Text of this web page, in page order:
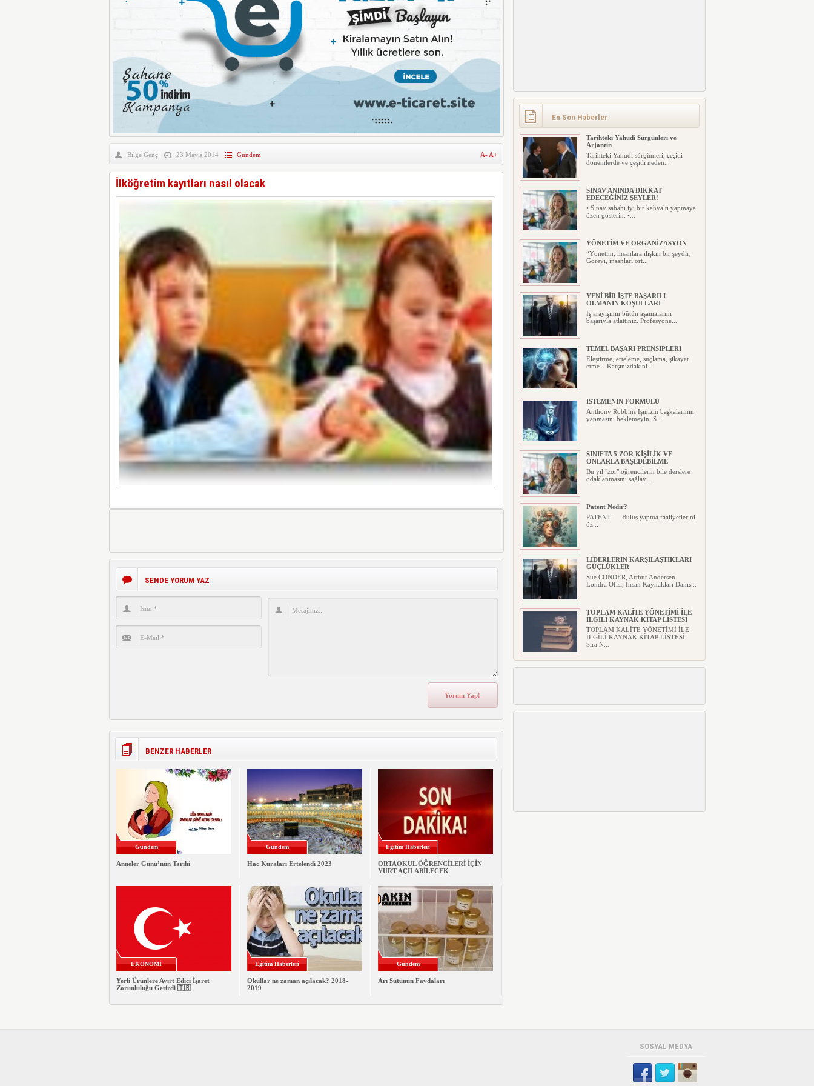
Bilge Genç 23 Mayıs 2014 Gündem A- A+
İlköğretim kayıtları nasıl olacak
SENDE YORUM YAZ
BENZER HABERLER
Gündem
Anneler Günü’nün Tarihi
Gündem
Hac Kuraları Ertelendi 2023
Eğitim Haberleri
ORTAOKUL ÖĞRENCİLERİ İÇİN
YURT AÇILABİLECEK
EKONOMİ
Yerli Ürünlere Ayırt Edici İşaret
Zorunluluğu Getirdi 🇹🇷
Eğitim Haberleri
Okullar ne zaman açılacak? 2018-
2019
Gündem
Arı Sütünün Faydaları
En Son Haberler
Tarihteki Yahudi Sürgünleri ve
Arjantin
Tarihteki Yahudi sürgünleri, çeşitli
dönemlerde ve çeşitli neden...
SINAV ANINDA DİKKAT
EDECEĞİNİZ ŞEYLER!
• Sınav sabahı iyi bir kahvaltı yapmaya
özen gösterin. •...
YÖNETİM VE ORGANİZASYON
“Yönetim, insanlara ilişkin bir şeydir,
Görevi, insanları ort...
YENİ BİR İŞTE BAŞARILI
OLMANIN KOŞULLARI
İş arayışının bütün aşamalarını
başarıyla atlattınız. Profesyone...
TEMEL BAŞARI PRENSİPLERİ
Eleştirme, erteleme, suçlama, şikayet
etme... Karşınızdakini...
İSTEMENİN FORMÜLÜ
Anthony Robbins İşinizin başkalarının
yapmasını beklemeyin. S...
SINIFTA 5 ZOR KİŞİLİK VE
ONLARLA BAŞEDEBİLME
Bu yıl "zor" öğrencilerin bile derslere
odaklanmasını sağlay...
Patent Nedir?
PATENT Buluş yapma faaliyetlerini
öz...
LİDERLERİN KARŞILAŞTIKLARI
GÜÇLÜKLER
Sue CONDER, Arthur Andersen
Londra Ofisi, İnsan Kaynakları Danış...
TOPLAM KALİTE YÖNETİMİ İLE
İLGİLİ KAYNAK KİTAP LİSTESİ
TOPLAM KALİTE YÖNETİMİ İLE
İLGİLİ KAYNAK KİTAP LİSTESİ
Sıra N...
SOSYAL MEDYA